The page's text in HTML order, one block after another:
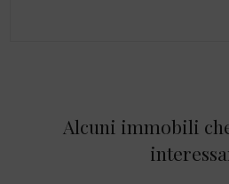
Alcuni immobili